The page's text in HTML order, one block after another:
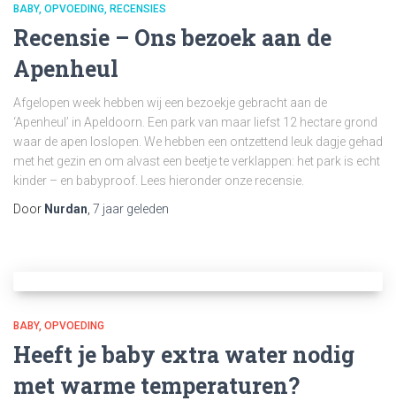
BABY OPVOEDING RECENSIES
Recensie – Ons bezoek aan de
Apenheul
Afgelopen week hebben wij een bezoekje gebracht aan de
‘Apenheul’ in Apeldoorn. Een park van maar liefst 12 hectare grond
waar de apen loslopen. We hebben een ontzettend leuk dagje gehad
met het gezin en om alvast een beetje te verklappen: het park is echt
kinder – en babyproof. Lees hieronder onze recensie.
Door Nurdan 7 jaar geleden
BABY OPVOEDING
Heeft je baby extra water nodig
met warme temperaturen?